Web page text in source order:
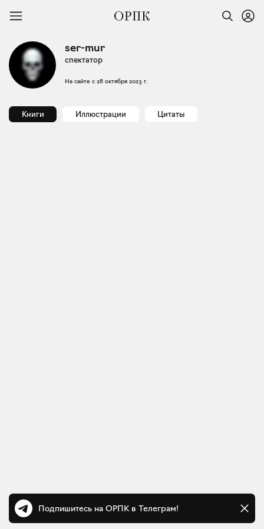
ser-mur
спектатор
На сайте с 28 октября 2023 г.
Книги Иллюстрации Цитаты
Подпишитесь на ОРПК в Телеграм!